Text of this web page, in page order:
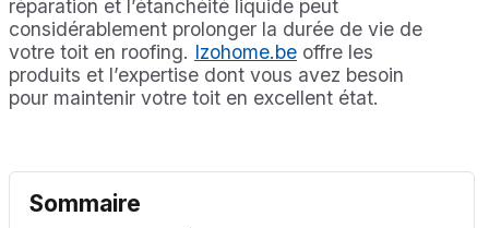
réparation et l’étanchéité liquide peut
considérablement prolonger la durée de vie de
votre toit en roofing. Izohome.be offre les
produits et l’expertise dont vous avez besoin
pour maintenir votre toit en excellent état.
Sommaire